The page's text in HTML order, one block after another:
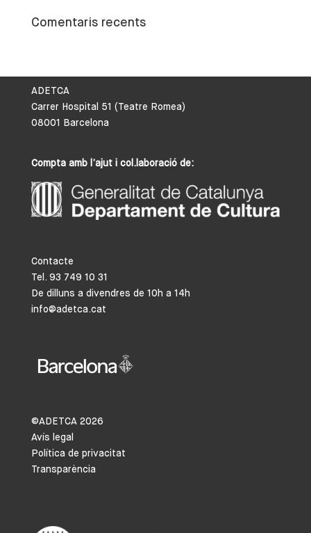
Comentaris recents
ADETCA
Carrer Hospital 51 (Teatre Romea)
08001 Barcelona
Compta amb l’ajut i col.laboració de:
Contacte
Tel. 93 749 10 31
De dilluns a divendres de 10h a 14h
info@adetca.cat
©ADETCA 2026
Avís legal
Política de privacitat
Transparència